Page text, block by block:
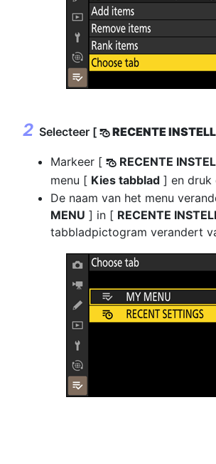
Selecteer [ mRECENTE
Markeer [ m RECENTE
menu [ Kies tabblad ] en druk
De naam van het menu
MENU ] in [ RECENTE
tabbladpictogram verandert